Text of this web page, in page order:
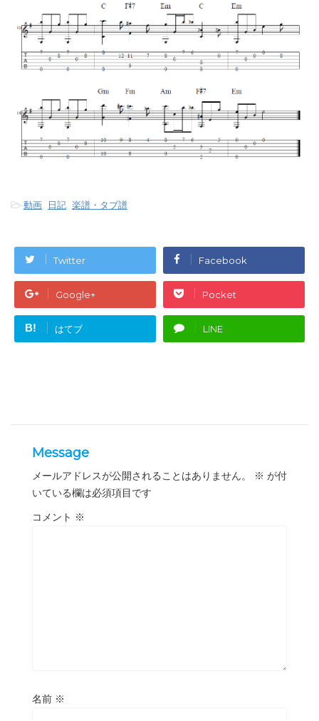
-動画, 日記, 楽譜・タブ譜
Twitter Facebook
Google+ Pocket
B! はてブ LINE
Message
メールアドレスが公開されることはありません。 ※ が付
いている欄は必須項目です
コメント ※
名前 ※